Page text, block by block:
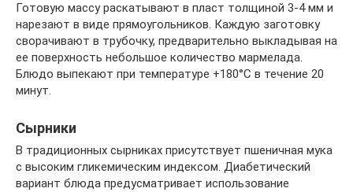
Готовую массу раскатывают в пласт толщиной 3-4 мм и
нарезают в виде прямоугольников. Каждую заготовку
сворачивают в трубочку, предварительно выкладывая на
ее поверхность небольшое количество мармелада.
Блюдо выпекают при температуре +180°C в течение 20
минут.
Сырники
В традиционных сырниках присутствует пшеничная мука
с высоким гликемическим индексом. Диабетический
вариант блюда предусматривает использование